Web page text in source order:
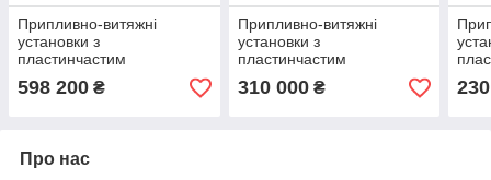
Припливно-витяжні
установки з
пластинчастим
рекуператором Salda RIS
1900 HW EKO 3.0
598 200 ₴
Припливно-витяжні
установки з
пластинчастим
рекуператором Salda RIS
700 HE EKO 3.0
310 000₴
700
Про нас